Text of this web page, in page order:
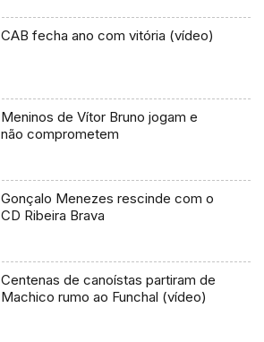
CAB fecha ano com vitória (vídeo)
Meninos de Vítor Bruno jogam e
não comprometem
Gonçalo Menezes rescinde com o
CD Ribeira Brava
Centenas de canoístas partiram de
Machico rumo ao Funchal (vídeo)